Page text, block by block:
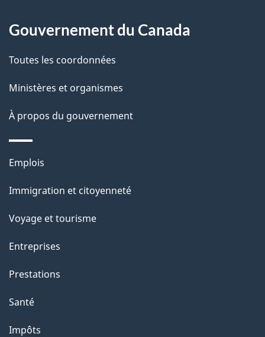
site
Gouvernement du Canada
Toutes les coordonnées
Ministères et organismes
À propos du gouvernement
Thèmes
sujets
Emplois
Immigration et citoyenneté
Voyage et tourisme
Entreprises
Prestations
Santé
Impôts